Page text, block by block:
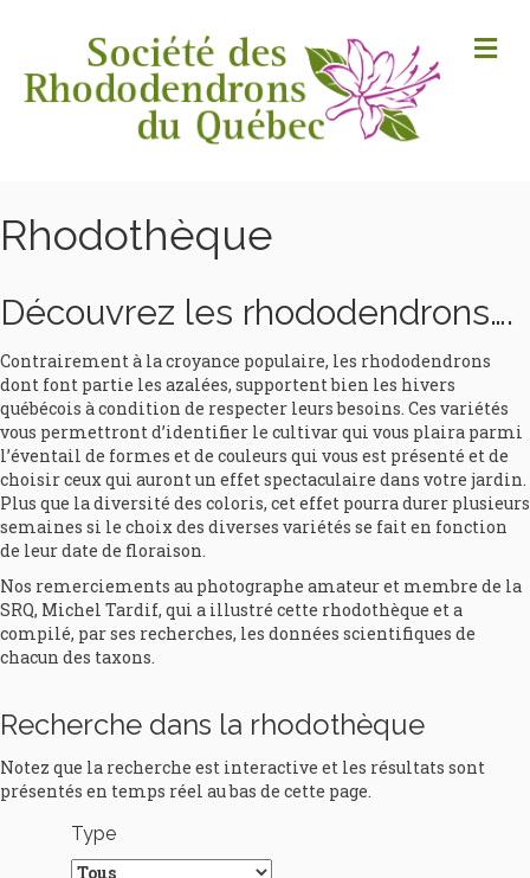
Rhodothèque
Découvrez les rhododendrons….
Contrairement à la croyance populaire, les rhododendrons
dont font partie les azalées, supportent bien les hivers
québécois à condition de respecter leurs besoins. Ces variétés
vous permettront d’identifier le cultivar qui vous plaira parmi
l’éventail de formes et de couleurs qui vous est présenté et de
choisir ceux qui auront un effet spectaculaire dans votre jardin.
Plus que la diversité des coloris, cet effet pourra durer plusieurs
semaines si le choix des diverses variétés se fait en fonction
de leur date de floraison.
Nos remerciements au photographe amateur et membre de la
SRQ, Michel Tardif, qui a illustré cette rhodothèque et a
compilé, par ses recherches, les données scientifiques de
chacun des taxons.
Recherche dans la rhodothèque
Notez que la recherche est interactive et les résultats sont
présentés en temps réel au bas de cette page.
Type